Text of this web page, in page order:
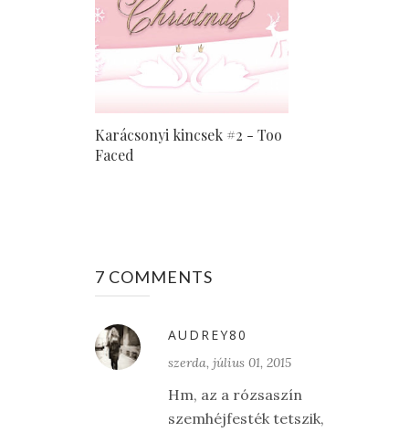
Karácsonyi kincsek #2 - Too
Faced
7 COMMENTS
AUDREY80
szerda, július 01, 2015
Hm, az a rózsaszín
szemhéjfesték tetszik,